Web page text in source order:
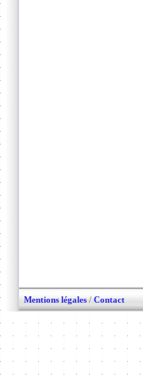
Mentions légales / Contact